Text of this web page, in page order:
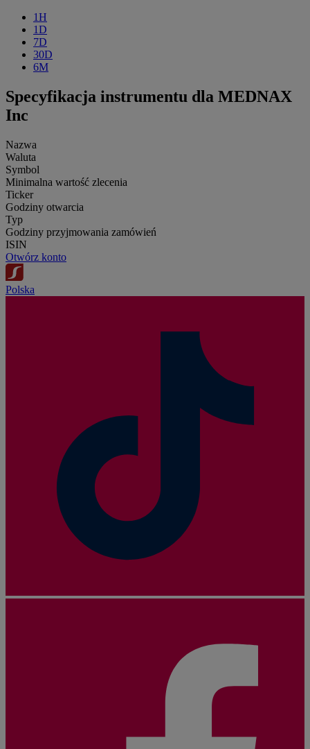
1H
1D
7D
30D
6M
Specyfikacja instrumentu dla MEDNAX
Inc
Nazwa
Waluta
Symbol
Minimalna wartość zlecenia
Ticker
Godziny otwarcia
Typ
Godziny przyjmowania zamówień
ISIN
Otwórz konto
Polska